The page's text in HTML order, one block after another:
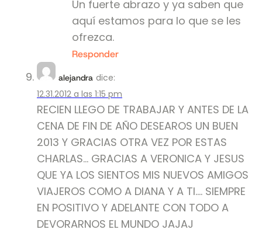
Un fuerte abrazo y ya saben que
aquí estamos para lo que se les
ofrezca.
Responder
alejandra dice:
12.31.2012 a las 1:15 pm
RECIEN LLEGO DE TRABAJAR Y ANTES DE LA
CENA DE FIN DE AÑO DESEAROS UN BUEN
2013 Y GRACIAS OTRA VEZ POR ESTAS
CHARLAS… GRACIAS A VERONICA Y JESUS
QUE YA LOS SIENTOS MIS NUEVOS AMIGOS
VIAJEROS COMO A DIANA Y A TI…. SIEMPRE
EN POSITIVO Y ADELANTE CON TODO A
DEVORARNOS EL MUNDO JAJAJ